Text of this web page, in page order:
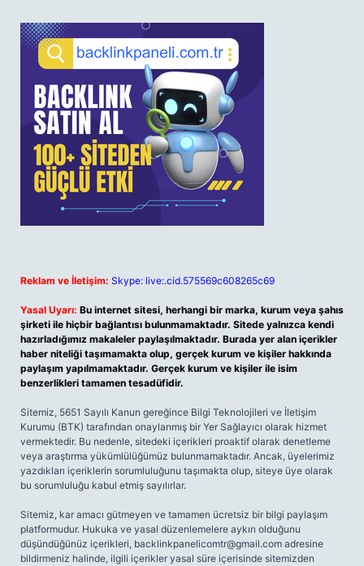
Reklam ve İletişim: Skype: live:.cid.575569c608265c69
Yasal Uyarı: Bu internet sitesi, herhangi bir marka, kurum veya şahıs
şirketi ile hiçbir bağlantısı bulunmamaktadır. Sitede yalnızca kendi
hazırladığımız makaleler paylaşılmaktadır. Burada yer alan içerikler
haber niteliği taşımamakta olup, gerçek kurum ve kişiler hakkında
paylaşım yapılmamaktadır. Gerçek kurum ve kişiler ile isim
benzerlikleri tamamen tesadüfidir.
Sitemiz, 5651 Sayılı Kanun gereğince Bilgi Teknolojileri ve İletişim
Kurumu (BTK) tarafından onaylanmış bir Yer Sağlayıcı olarak hizmet
vermektedir. Bu nedenle, sitedeki içerikleri proaktif olarak denetleme
veya araştırma yükümlülüğümüz bulunmamaktadır. Ancak, üyelerimiz
yazdıkları içeriklerin sorumluluğunu taşımakta olup, siteye üye olarak
bu sorumluluğu kabul etmiş sayılırlar.
Sitemiz, kar amacı gütmeyen ve tamamen ücretsiz bir bilgi paylaşım
platformudur. Hukuka ve yasal düzenlemelere aykırı olduğunu
düşündüğünüz içerikleri, backlinkpanelicomtr@gmail.com adresine
bildirmeniz halinde, ilgili içerikler yasal süre içerisinde sitemizden